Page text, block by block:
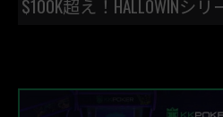
$100K超え！HALLOWINシリ